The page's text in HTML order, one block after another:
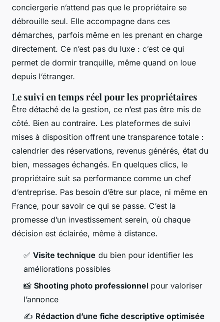
conciergerie n’attend pas que le propriétaire se
débrouille seul. Elle accompagne dans ces
démarches, parfois même en les prenant en charge
directement. Ce n’est pas du luxe : c’est ce qui
permet de dormir tranquille, même quand on loue
depuis l’étranger.
Le suivi en temps réel pour les propriétaires
Être détaché de la gestion, ce n’est pas être mis de
côté. Bien au contraire. Les plateformes de suivi
mises à disposition offrent une transparence totale :
calendrier des réservations, revenus générés, état du
bien, messages échangés. En quelques clics, le
propriétaire suit sa performance comme un chef
d’entreprise. Pas besoin d’être sur place, ni même en
France, pour savoir ce qui se passe. C’est la
promesse d’un investissement serein, où chaque
décision est éclairée, même à distance.
✅ Visite technique du bien pour identifier les
améliorations possibles
📸 Shooting photo professionnel pour valoriser
l’annonce
✍️ Rédaction d’une fiche descriptive optimisée